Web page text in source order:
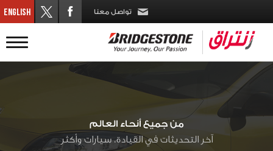
تواصل معنا
من جميع أنحاء العالم
آخر التحديثات في القيادة، سيارات وأكثر